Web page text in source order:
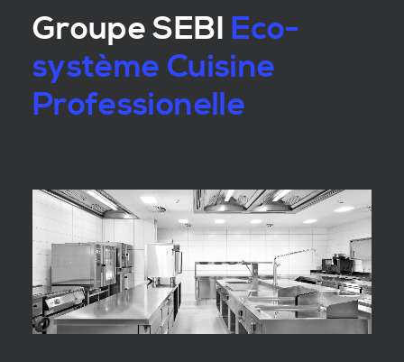
Groupe SEBI Eco-
système Cuisine
Professionelle